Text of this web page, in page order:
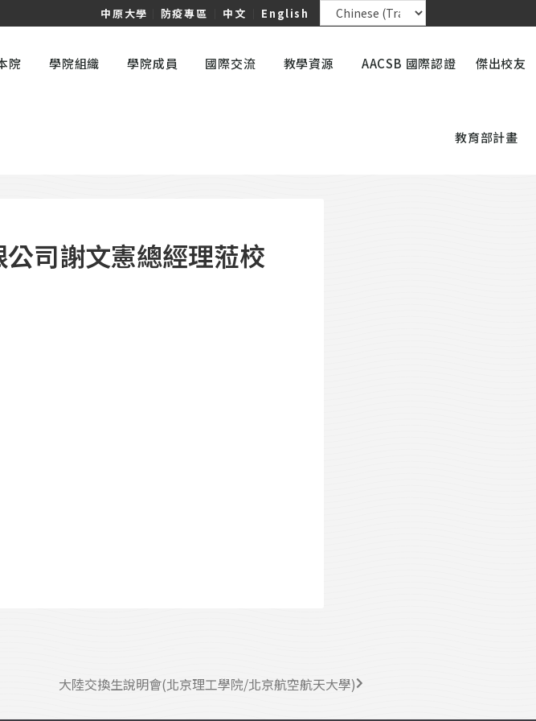
中原大學 防疫專區 中文 English
院 學院組織 學院成員 國際交流 教學資源 AACSB 國際認證 傑出校友
教育部計畫
司謝文憲總經理蒞校
大陸交換生說明會(北京理工學院/北京航空航天大學)